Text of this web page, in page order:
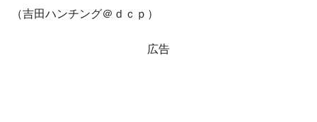
Fact1
夏の甲子園、優勝校を最も多く輩出している都道
府県とは？
今話題の「楽天ライオンズ」とは？
（吉田ハンチング＠ｄｃｐ）
広告